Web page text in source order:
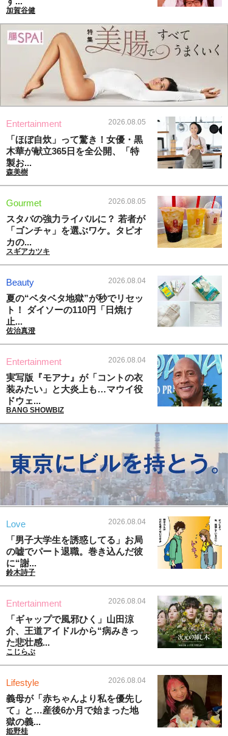
加賀谷健
Entertainment 2026.08.05
「ほぼ自炊」って驚き！女優・黒
木華が献立365日を全公開、「特
製お...
森美樹
Gourmet 2026.08.05
スタバの強力ライバルに？ 若者が
「ゴンチャ」を選ぶワケ。タピオ
カの...
スギアカツキ
Beauty 2026.08.04
夏の“ベタベタ地獄”が秒でリセッ
ト！ ダイソーの110円「日焼け
止...
佐治真澄
Entertainment 2026.08.04
実写版『モアナ』が「コントの衣
装みたい」と大炎上も…マウイ役
ドウェ...
BANG SHOWBIZ
Love 2026.08.04
「男子大学生を誘惑してる」お局
の嘘でパート退職。巻き込んだ彼
に“謝...
鈴木詩子
Entertainment 2026.08.04
「ギャップで風邪ひく」山田涼
介、王道アイドルから“病みきっ
た悲壮感...
こじらぶ
Lifestyle 2026.08.04
義母が「赤ちゃんより私を優先し
て」と…産後6か月で始まった地
獄の義...
姫野桂